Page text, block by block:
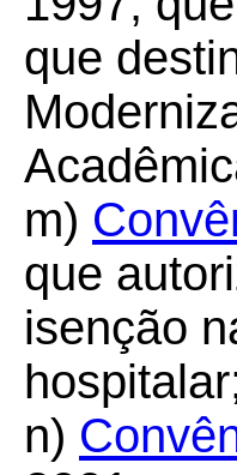
que
m)
que
isenção
n)